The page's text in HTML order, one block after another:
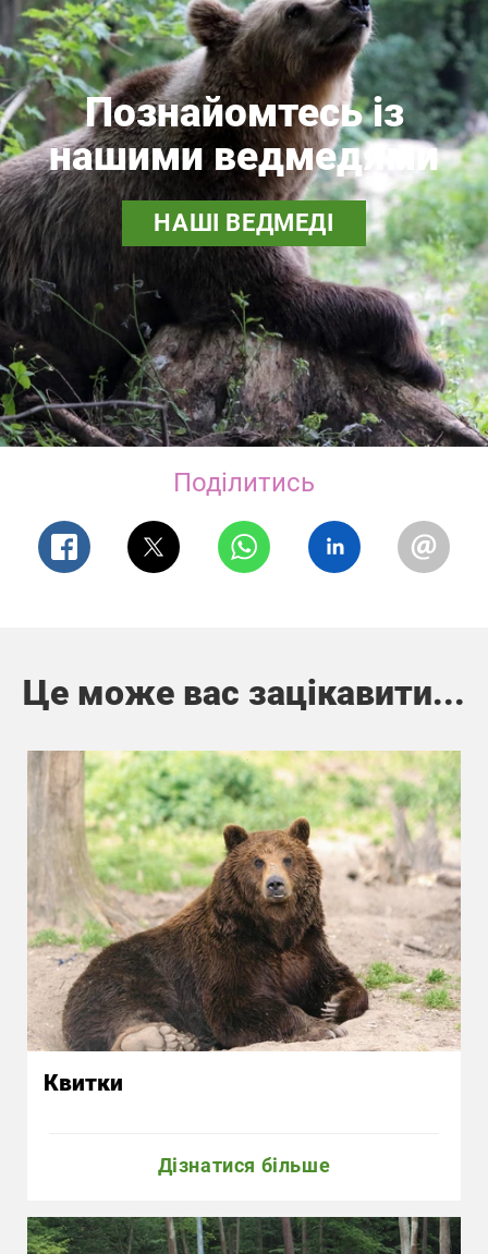
Познайомтесь із
нашими ведмедями
НАШІ ВЕДМЕДІ
Поділитись
Це може вас зацікавити...
Квитки
Дізнатися більше